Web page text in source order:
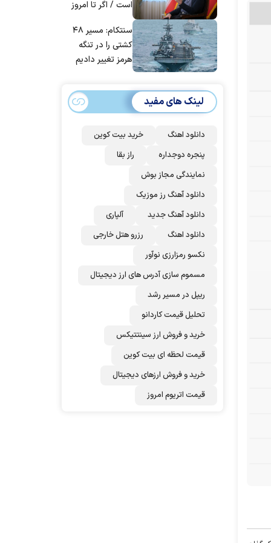
است / اگر تا امروز
مردم ایران استسنتکام: مسیر ۴۸
کشتی را در تنگه
هرمز تغییر دادیم
لینک های مفید
دانلود اهنگ
خرید بیت کوین
پنجره دوجداره
راز بقا
نمایندگی مجاز بوش
دانلود آهنگ رز‌ موزیک
دانلود آهنگ جدید
آلپاری
دانلود اهنگ
رزرو هتل خارجی
نکسو رمزارزی نوآور
مسموم سازی آدرس های ارز دیجیتال
ریپل در مسیر رشد
تحلیل قیمت کاردانو
خرید و فروش ارز سینتتیکس
قیمت لحظه ای بیت کوین
خرید و فروش ارزهای دیجیتال
قیمت اتریوم امروز